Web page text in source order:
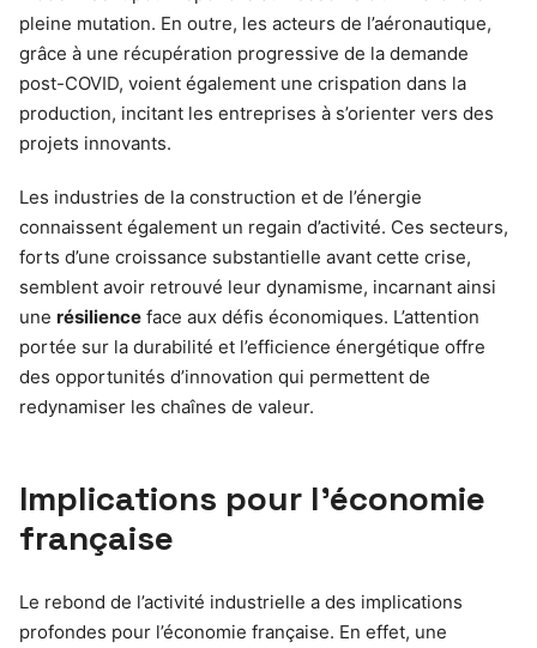
pleine mutation. En outre, les acteurs de l’aéronautique,
grâce à une récupération progressive de la demande
post-COVID, voient également une crispation dans la
production, incitant les entreprises à s’orienter vers des
projets innovants.
Les industries de la construction et de l’énergie
connaissent également un regain d’activité. Ces secteurs,
forts d’une croissance substantielle avant cette crise,
semblent avoir retrouvé leur dynamisme, incarnant ainsi
une résilience face aux défis économiques. L’attention
portée sur la durabilité et l’efficience énergétique offre
des opportunités d’innovation qui permettent de
redynamiser les chaînes de valeur.
Implications pour l’économie
française
Le rebond de l’activité industrielle a des implications
profondes pour l’économie française. En effet, une